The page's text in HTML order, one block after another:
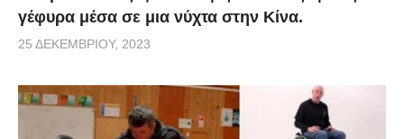
γέφυρα μέσα σε μια νύχτα στην Κίνα.
25 ΔΕΚΕΜΒΡΊΟΥ, 2023